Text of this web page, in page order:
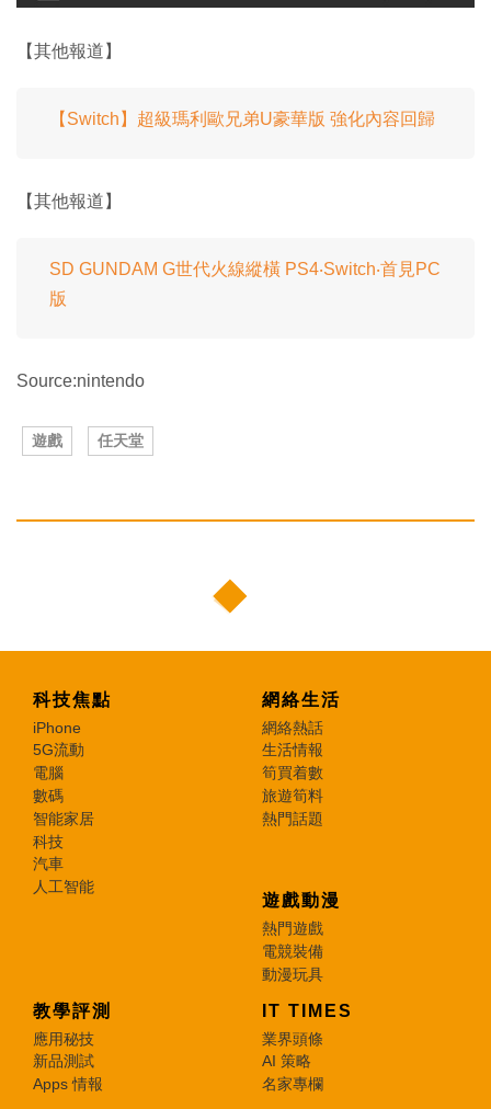
【其他報道】
【Switch】超級瑪利歐兄弟U豪華版 強化內容回歸
【其他報道】
SD GUNDAM G世代火線縱橫 PS4‧Switch‧首見PC
版
Source:nintendo
遊戲 任天堂
科技焦點
iPhone
5G流動
電腦
數碼
智能家居
科技
汽車
人工智能
網絡生活
網絡熱話
生活情報
筍買着數
旅遊筍料
熱門話題
遊戲動漫
熱門遊戲
電競裝備
動漫玩具
教學評測
應用秘技
新品測試
Apps 情報
IT TIMES
業界頭條
AI 策略
名家專欄